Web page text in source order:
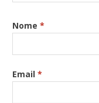
Nome*
Email*